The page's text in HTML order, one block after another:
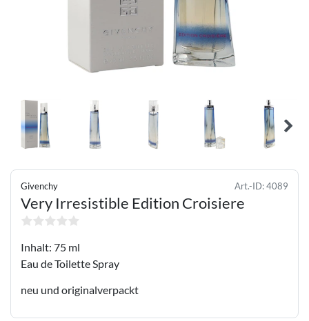
Givenchy Art.-ID:4089
Very Irresistible Edition Croisiere
Inhalt: 75 ml
Eau de Toilette Spray
neu und originalverpackt